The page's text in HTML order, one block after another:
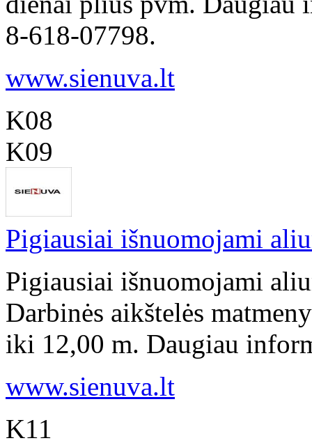
8-618-07798.
www.sienuva.lt
K08
K09
Pigiausiai išnuomojami
Pigiausiai išnuomojami
Darbinės aikštelės
iki 12,00 m. Daugiau
www.sienuva.lt
K11